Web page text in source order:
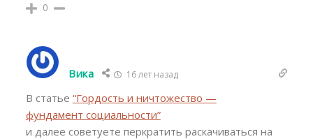
0
Вика 16 лет назад
В статье “Гордость и ничтожество —
фундамент социальности”
и далее советуете перкратить раскачиваться на